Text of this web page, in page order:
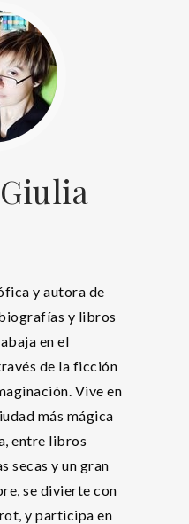
y autora de
y libros
en el
de la ficción
Vive en
más mágica
entre libros
secas y un gran
se divierte con
y participa en